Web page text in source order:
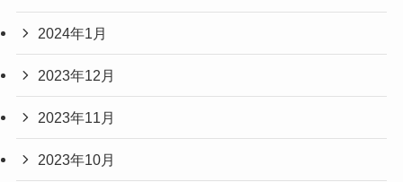
2024年1月
2023年12月
2023年11月
2023年10月